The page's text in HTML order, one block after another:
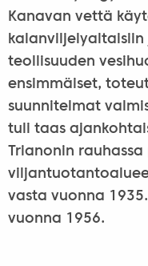
Kanavan vettä
kalanviljelyaltaisiin
teollisuuden
ensimmäiset,
suunnitelmat
tuli taas
Trianonin
vasta vuonna
vuonna 1956.